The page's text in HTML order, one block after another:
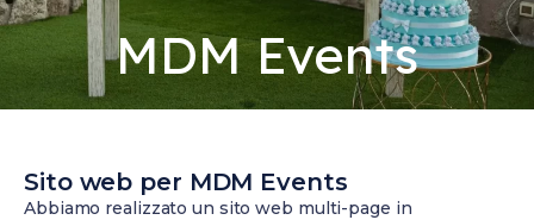
MDM Events
Sito web per MDM Events
Abbiamo realizzato un sito web multi-page in